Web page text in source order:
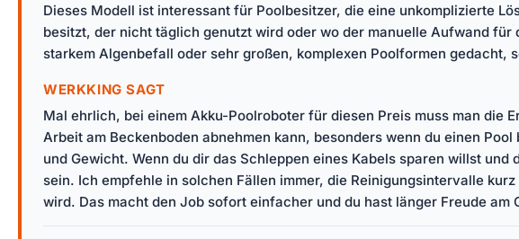
Dieses Modell ist interessant für Poolbesitzer, die eine unkomplizierte
besitzt, der nicht täglich genutzt wird oder wo der manuelle Aufwand
starkem Algenbefall oder sehr großen, komplexen Poolformen gedacht,
WERKKING SAGT
Mal ehrlich, bei einem Akku-Poolroboter für diesen Preis muss man die
Arbeit am Beckenboden abnehmen kann, besonders wenn du einen
und Gewicht. Wenn du dir das Schleppen eines Kabels sparen willst
sein. Ich empfehle in solchen Fällen immer, die Reinigungsintervalle
wird. Das macht den Job sofort einfacher und du hast länger Freude am